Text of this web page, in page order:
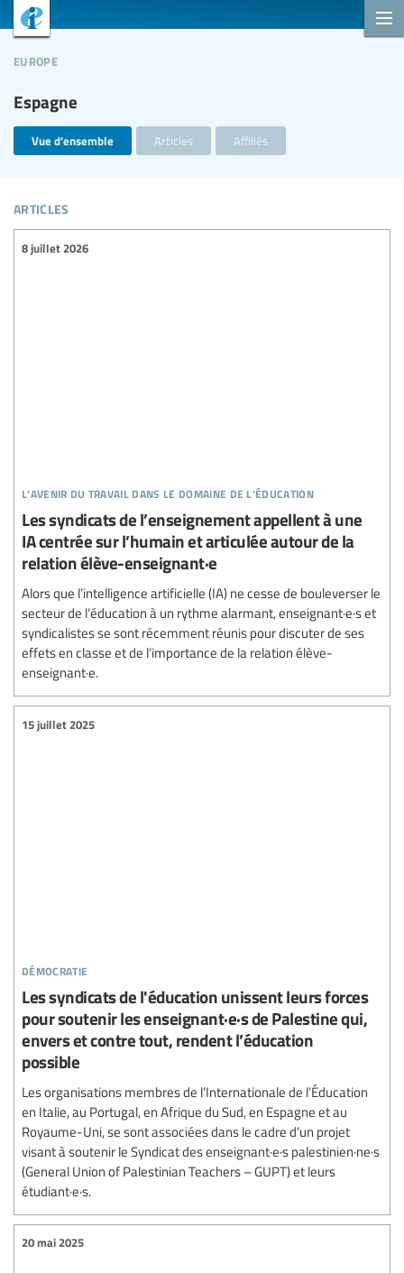
Espagne
europe
Vue d’ensemble Articles Affiliés
articles
l’avenir du travail dans le domaine de l’éducation
8 juillet 2026
Les syndicats de l’enseignement appellent à une
IA centrée sur l’humain et articulée autour de la
relation élève-enseignant·e
Alors que l’intelligence artificielle (IA) ne cesse de bouleverser le
secteur de l’éducation à un rythme alarmant, enseignant·e·s et
syndicalistes se sont récemment réunis pour discuter de ses
effets en classe et de l’importance de la relation élève-
enseignant·e.
démocratie
15 juillet 2025
Les syndicats de l'éducation unissent leurs forces
pour soutenir les enseignant·e·s de Palestine qui,
envers et contre tout, rendent l’éducation
possible
Les organisations membres de l’Internationale de l’Éducation
en Italie, au Portugal, en Afrique du Sud, en Espagne et au
Royaume-Uni, se sont associées dans le cadre d’un projet
visant à soutenir le Syndicat des enseignant·e·s palestinien·ne·s
(General Union of Palestinian Teachers – GUPT) et leurs
étudiant·e·s.
20 mai 2025